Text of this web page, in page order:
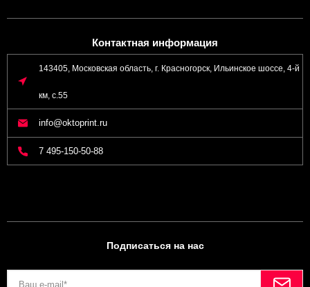
Контактная информация
143405, Московская область, г. Красногорск, Ильинское шоссе, 4-й
км, с.55
info@oktoprint.ru
7 495-150-50-88
Подписаться на нас